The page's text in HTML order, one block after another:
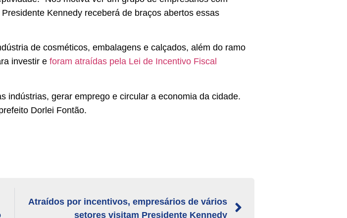
Kennedy receberá de braços abertos essas
de cosméticos, embalagens e calçados, além do ramo
investir e foram atraídas pela Lei de Incentivo Fiscal
indústrias, gerar emprego e circular a economia da cidade.
Dorlei Fontão.
Atraídos por incentivos, empresários de vários
setores visitam Presidente Kennedy